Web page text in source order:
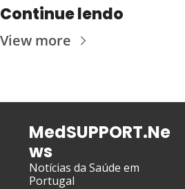
Continue lendo
View more
MedSUPPORT.Ne
ws
Notícias da Saúde em
Portugal